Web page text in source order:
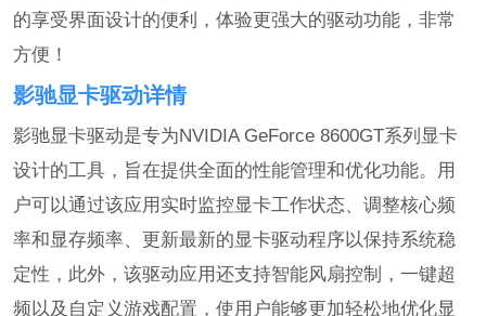
的享受界面设计的便利，体验更强大的驱动功能，非常
方便！
影驰显卡驱动详情
影驰显卡驱动是专为NVIDIA GeForce 8600GT系列显卡
设计的工具，旨在提供全面的性能管理和优化功能。用
户可以通过该应用实时监控显卡工作状态、调整核心频
率和显存频率、更新最新的显卡驱动程序以保持系统稳
定性，此外，该驱动应用还支持智能风扇控制，一键超
频以及自定义游戏配置，使用户能够更加轻松地优化显